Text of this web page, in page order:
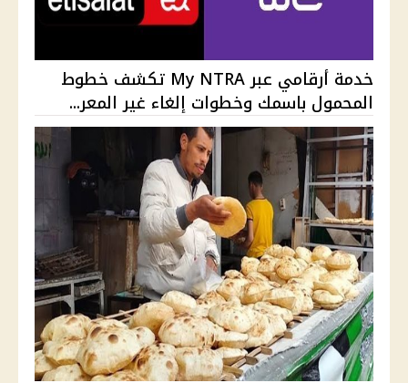
خدمة أرقامي عبر My NTRA تكشف خطوط
المحمول باسمك وخطوات إلغاء غير المعر...